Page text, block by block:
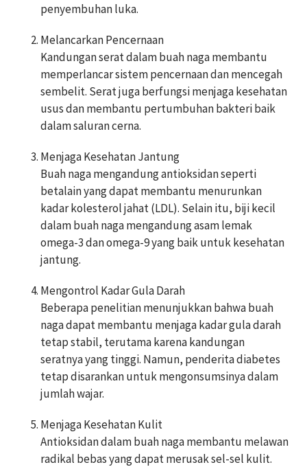
penyembuhan luka.
Melancarkan Pencernaan
Kandungan serat dalam buah naga membantu
memperlancar sistem pencernaan dan mencegah
sembelit. Serat juga berfungsi menjaga kesehatan
usus dan membantu pertumbuhan bakteri baik
dalam saluran cerna.
Menjaga Kesehatan Jantung
Buah naga mengandung antioksidan seperti
betalain yang dapat membantu menurunkan
kadar kolesterol jahat (LDL). Selain itu, biji kecil
dalam buah naga mengandung asam lemak
omega-3 dan omega-9 yang baik untuk kesehatan
jantung.
Mengontrol Kadar Gula Darah
Beberapa penelitian menunjukkan bahwa buah
naga dapat membantu menjaga kadar gula darah
tetap stabil, terutama karena kandungan
seratnya yang tinggi. Namun, penderita diabetes
tetap disarankan untuk mengonsumsinya dalam
jumlah wajar.
Menjaga Kesehatan Kulit
Antioksidan dalam buah naga membantu melawan
radikal bebas yang dapat merusak sel-sel kulit.